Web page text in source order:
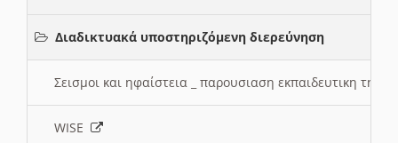
Διαδικτυακά υποστηριζόμενη διερεύνηση
Σεισμοι και ηφαίστεια _ παρουσιαση εκπαιδευτικη
WISE